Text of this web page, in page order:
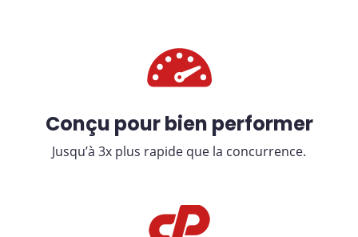
Conçu pour bien performer
Jusqu’à 3x plus rapide que la concurrence.